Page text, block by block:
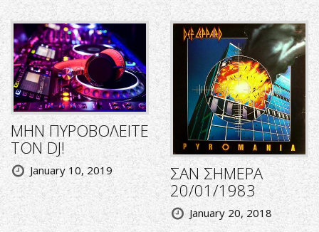
ΜΗΝ ΠΥΡΟΒΟΛΕΙΤΕ
ΤΟΝ DJ!
January 10, 2019
ΣΑΝ ΣΗΜΕΡΑ
20/01/1983
January 20, 2018